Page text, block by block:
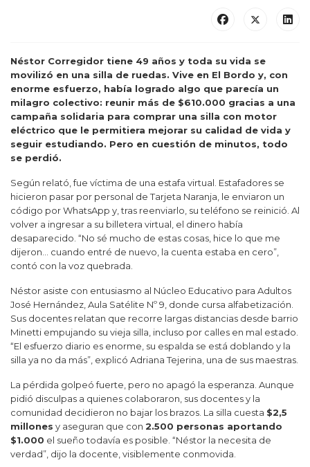
Néstor Corregidor tiene 49 años y toda su vida se
movilizó en una silla de ruedas. Vive en El Bordo y, con
enorme esfuerzo, había logrado algo que parecía un
milagro colectivo: reunir más de $610.000 gracias a una
campaña solidaria para comprar una silla con motor
eléctrico que le permitiera mejorar su calidad de vida y
seguir estudiando. Pero en cuestión de minutos, todo
se perdió.
Según relató, fue víctima de una estafa virtual. Estafadores se
hicieron pasar por personal de Tarjeta Naranja, le enviaron un
código por WhatsApp y, tras reenviarlo, su teléfono se reinició. Al
volver a ingresar a su billetera virtual, el dinero había
desaparecido. “No sé mucho de estas cosas, hice lo que me
dijeron… cuando entré de nuevo, la cuenta estaba en cero”,
contó con la voz quebrada.
Néstor asiste con entusiasmo al Núcleo Educativo para Adultos
José Hernández, Aula Satélite Nº 9, donde cursa alfabetización.
Sus docentes relatan que recorre largas distancias desde barrio
Minetti empujando su vieja silla, incluso por calles en mal estado.
“El esfuerzo diario es enorme, su espalda se está doblando y la
silla ya no da más”, explicó Adriana Tejerina, una de sus maestras.
La pérdida golpeó fuerte, pero no apagó la esperanza. Aunque
pidió disculpas a quienes colaboraron, sus docentes y la
comunidad decidieron no bajar los brazos. La silla cuesta $2,5
millones y aseguran que con 2.500 personas aportando
$1.000 el sueño todavía es posible. “Néstor la necesita de
verdad”, dijo la docente, visiblemente conmovida.